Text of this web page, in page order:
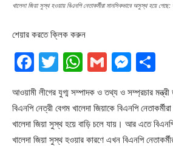
খালেদা জিয়া সুস্থ হওয়ায় বিএনপি নেতাকর্মীরা মানসিকভাবে অসুস্থ হয়ে গেছে:
শেয়ার করতে ক্লিক করুন
Facebook
Twitter
WhatsApp
Gmail
আওয়ামী লীগের যুগ্ম সম্পাদক ও তথ্য ও সম্প্রচার মন্ত্রী
বিএনপি নেত্রী বেগম খালেদা জিয়াকে বিএনপি
খালেদা জিয়া সুস্থ হয়ে বাড়ি চলে যায়। আর এতে
খালেদা জিয়া সুস্থ হওয়ার কারণে এখন বিএনপি